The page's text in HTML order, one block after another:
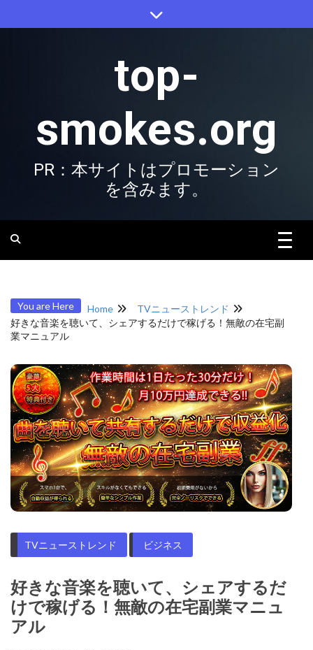
top-
smokes.org
PR：本サイトはプロモーション
を含みます。
You are Here Home
TVニューストレンド
好きな音楽を聴いて、シェアするだけで稼げる！無敵の在宅副
業マニュアル
TVニューストレンド ビジネス
好きな音楽を聴いて、シェアするだ
けで稼げる！無敵の在宅副業マニュ
アル